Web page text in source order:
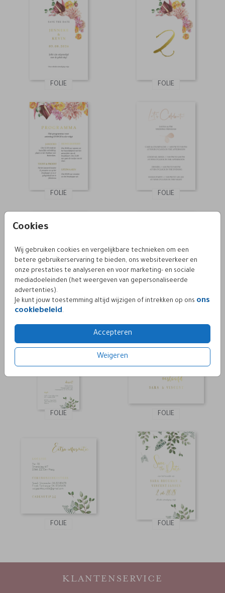
Cookies
Wij gebruiken cookies en vergelijkbare technieken om een
betere gebruikerservaring te bieden, ons websiteverkeer en
onze prestaties te analyseren en voor marketing- en sociale
mediadoeleinden (het weergeven van gepersonaliseerde
advertenties).
Je kunt jouw toestemming altijd wijzigen of intrekken op ons ons
cookiebeleid.
Accepteren
Weigeren
FOLIE FOLIE
FOLIE FOLIE
FOLIE FOLIE
FOLIE FOLIE
FOLIE FOLIE
KLANTENSERVICE